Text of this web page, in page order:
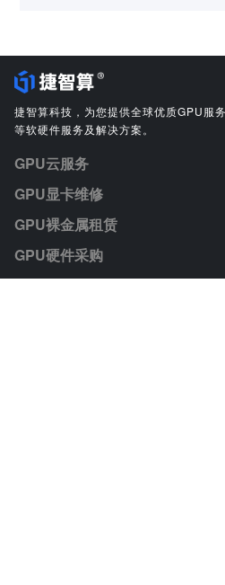
捷智算科技，为您提供全球优质GPU服
等软硬件服务及解决方案。
GPU云服务
GPU显卡维修
GPU裸金属租赁
GPU硬件采购
模型Token